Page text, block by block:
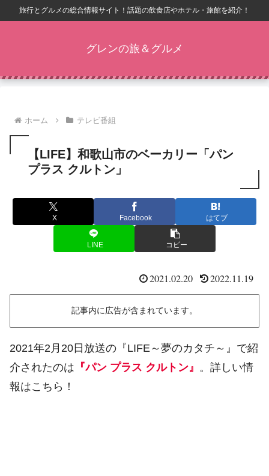
旅行とグルメの総合情報サイト！話題の飲食店やホテル・旅館を紹介！
グレンの旅＆グルメ
ホーム テレビ番組
【LIFE】和歌山市のベーカリー「パン
プラス クルトン」
X Facebook はてブ
LINE コピー
2021.02.20 2022.11.19
記事内に広告が含まれています。
2021年2月20日放送の『LIFE～夢のカタチ～』で紹
介されたのは 『パン プラス クルトン』 。詳しい情
報はこちら！